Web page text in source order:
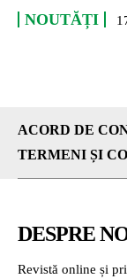
NOUTĂȚI
ACORD DE
TERMENI ȘI
DESPRE
Revistă online și